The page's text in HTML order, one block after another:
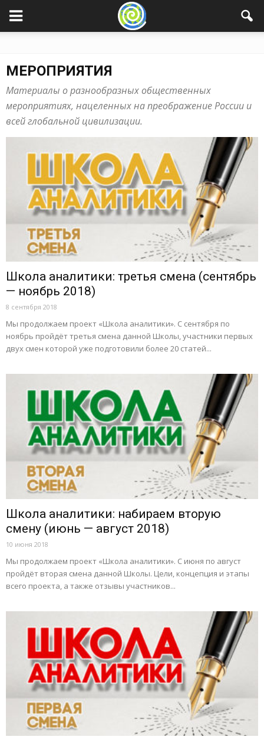
МЕРОПРИЯТИЯ
Материалы о разнообразных общественных
мероприятиях, нацеленных на преображение России и
всей глобальной цивилизации.
Школа аналитики: третья смена (сентябрь
— ноябрь 2018)
8 сентября 2018
Мы продолжаем проект «Школа аналитики». С сентября по
ноябрь пройдёт третья смена данной Школы, участники первых
двух смен которой уже подготовили более 20 статей...
Школа аналитики: набираем вторую
смену (июнь — август 2018)
10 июня 2018
Мы продолжаем проект «Школа аналитики». С июня по август
пройдёт вторая смена данной Школы. Цели, концепция и этапы
всего проекта, а также отзывы участников...